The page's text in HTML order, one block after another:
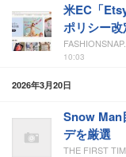
米EC「
ポリシー改
10:03
2026年3月20日
Snow Man
デを厳選
THE FIRST